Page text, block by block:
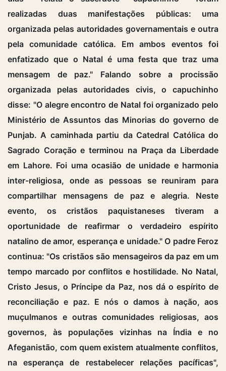
realizadas duas manifestações públicas: uma
organizada pelas autoridades governamentais e outra
pela comunidade católica. Em ambos eventos foi
enfatizado que o Natal é uma festa que traz uma
mensagem de paz." Falando sobre a procissão
organizada pelas autoridades civis, o capuchinho
disse: "O alegre encontro de Natal foi organizado pelo
Ministério de Assuntos das Minorias do governo de
Punjab. A caminhada partiu da Catedral Católica do
Sagrado Coração e terminou na Praça da Liberdade
em Lahore. Foi uma ocasião de unidade e harmonia
inter-religiosa, onde as pessoas se reuniram para
compartilhar mensagens de paz e alegria. Neste
evento, os cristãos paquistaneses tiveram a
oportunidade de reafirmar o verdadeiro espírito
natalino de amor, esperança e unidade." O padre Feroz
continua: "Os cristãos são mensageiros da paz em um
tempo marcado por conflitos e hostilidade. No Natal,
Cristo Jesus, o Príncipe da Paz, nos dá o espírito de
reconciliação e paz. E nós o damos à nação, aos
muçulmanos e outras comunidades religiosas, aos
governos, às populações vizinhas na Índia e no
Afeganistão, com quem existem atualmente conflitos,
na esperança de restabelecer relações pacíficas",